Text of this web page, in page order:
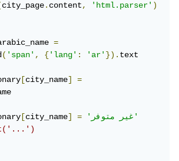
(city_page.content, 'html.parser')
city_arabic_name
=
('span', {'lang': 'ar'}).text
[city_name]
=
[city_name] =
'غير متوفر'